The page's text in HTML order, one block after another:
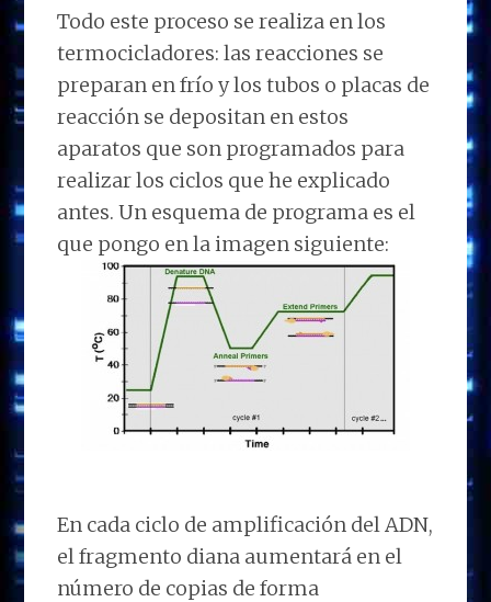
Todo este proceso se realiza en los
termocicladores: las reacciones se
preparan en frío y los tubos o placas de
reacción se depositan en estos
aparatos que son programados para
realizar los ciclos que he explicado
antes. Un esquema de programa es el
que pongo en la imagen siguiente:
En cada ciclo de amplificación del ADN,
el fragmento diana aumentará en el
número de copias de forma